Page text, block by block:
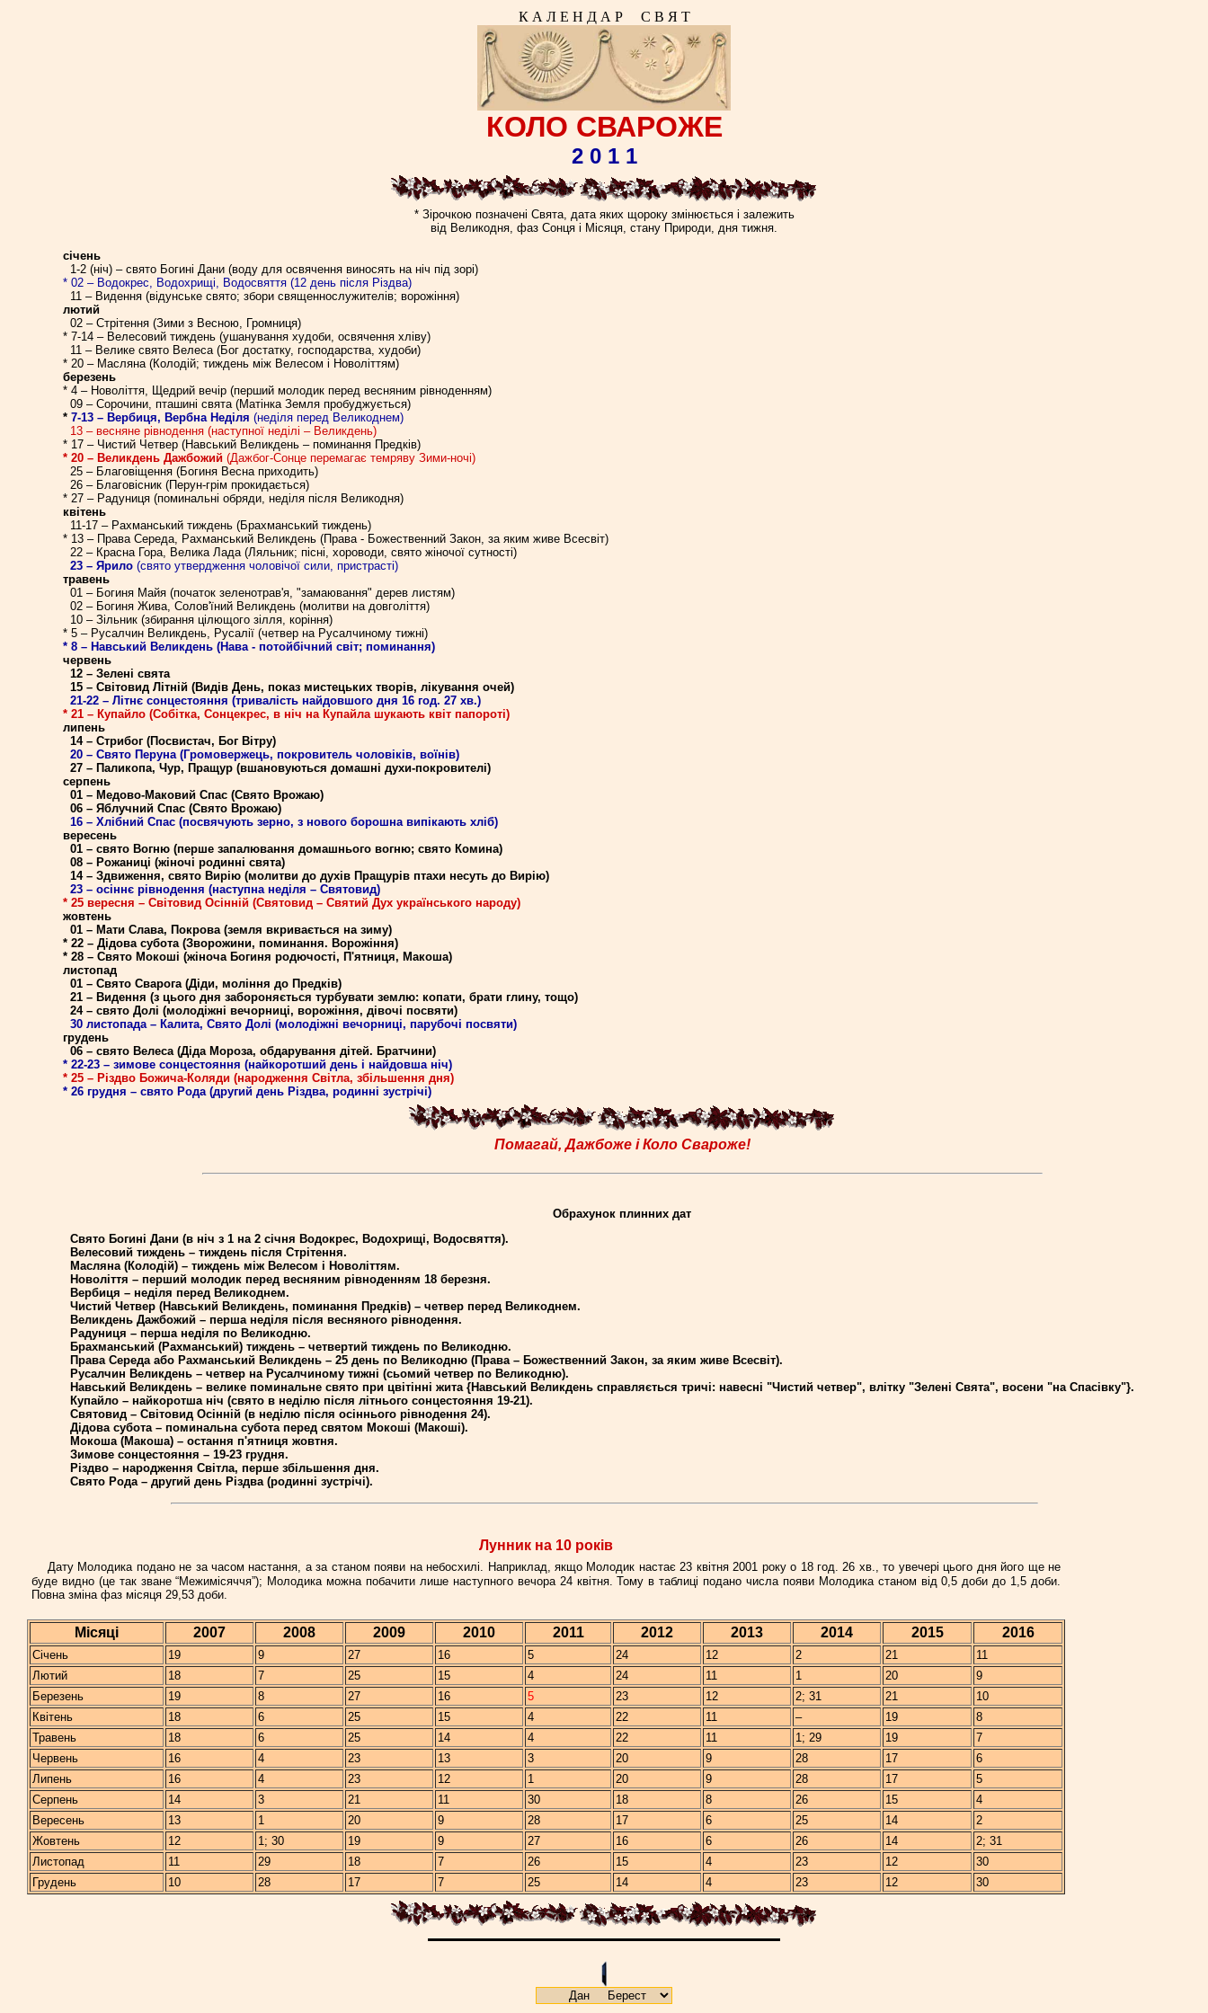
К А Л Е Н Д А Р С В Я Т
КОЛО СВАРОЖЕ
2 0 1 1
* Зірочкою позначені Свята, дата яких щороку змінюється і залежить
від Великодня, фаз Сонця і Місяця, стану Природи, дня тижня.
січень
1-2 (ніч) – свято Богині Дани (воду для освячення виносять на ніч під зорі)
* 02 – Водокрес, Водохрищі, Водосвяття (12 день після Різдва)
11 – Видення (відунське свято; збори священнослужителів; ворожіння)
лютий
02 – Стрітення (Зими з Весною, Громниця)
* 7-14 – Велесовий тиждень (ушанування худоби, освячення хліву)
11 – Велике свято Велеса (Бог достатку, господарства, худоби)
* 20 – Масляна (Колодій; тиждень між Велесом і Новоліттям)
березень
* 4 – Новоліття, Щедрий вечір (перший молодик перед весняним рівноденням)
09 – Сорочини, пташині свята (Матінка Земля пробуджується)
* 7-13 – Вербиця, Вербна Неділя (неділя перед Великоднем)
13 – весняне рівнодення (наступної неділі – Великдень)
* 17 – Чистий Четвер (Навський Великдень – поминання Предків)
* 20 – Великдень Дажбожий (Дажбог-Сонце перемагає темряву Зими-ночі)
25 – Благовіщення (Богиня Весна приходить)
26 – Благовісник (Перун-грім прокидається)
* 27 – Радуниця (поминальні обряди, неділя після Великодня)
квітень
11-17 – Рахманський тиждень (Брахманський тиждень)
* 13 – Права Середа, Рахманський Великдень (Права - Божественний Закон, за яким живе Всесвіт)
22 – Красна Гора, Велика Лада (Ляльник; пісні, хороводи, свято жіночої сутності)
23 – Ярило (свято утвердження чоловічої сили, пристрасті)
травень
01 – Богиня Майя (початок зеленотрав'я, "замаювання" дерев листям)
02 – Богиня Жива, Солов'їний Великдень (молитви на довголіття)
10 – Зільник (збирання цілющого зілля, коріння)
* 5 – Русалчин Великдень, Русалії (четвер на Русалчиному тижні)
* 8 – Навський Великдень (Нава - потойбічний світ; поминання)
червень
12 – Зелені свята
15 – Світовид Літній (Видів День, показ мистецьких творів, лікування очей)
21-22 – Літнє сонцестояння (тривалість найдовшого дня 16 год. 27 хв.)
* 21 – Купайло (Собітка, Сонцекрес, в ніч на Купайла шукають квіт папороті)
липень
14 – Стрибог (Посвистач, Бог Вітру)
20 – Свято Перуна(Громовержець, покровитель чоловіків, воїнів)
27 – Паликопа, Чур, Пращур (вшановуються домашні духи-покровителі)
серпень
01 – Медово-Маковий Спас (Свято Врожаю)
06 – Яблучний Спас (Свято Врожаю)
16 – Хлібний Спас (посвячують зерно, з нового борошна випікають хліб)
вересень
01 – свято Вогню (перше запалювання домашнього вогню; свято Комина)
08 – Рожаниці (жіночі родинні свята)
14 – Здвиження, свято Вирію (молитви до духів Пращурів птахи несуть до Вирію)
23 – осіннє рівнодення (наступна неділя – Святовид)
* 25 вересня – Світовид Осінній (Святовид – Святий Дух українського народу)
жовтень
01 – Мати Слава, Покрова (земля вкривається на зиму)
* 22 – Дідова субота (Зворожини, поминання. Ворожіння)
* 28 – Свято Мокоші (жіноча Богиня родючості, П'ятниця, Макоша)
листопад
01 – Свято Сварога (Діди, моління до Предків)
21 – Видення (з цього дня забороняється турбувати землю: копати, брати глину, тощо)
24 – свято Долі (молодіжні вечорниці, ворожіння, дівочі посвяти)
30 листопада – Калита, Свято Долі (молодіжні вечорниці, парубочі посвяти)
грудень
06 – свято Велеса (Діда Мороза, обдарування дітей. Братчини)
* 22-23 – зимове сонцестояння (найкоротший день і найдовша ніч)
* 25 – Різдво Божича-Коляди (народження Світла, збільшення дня)
* 26 грудня – свято Рода (другий день Різдва, родинні зустрічі)
Помагай, Дажбоже і Коло Свароже!
Обрахунок плинних дат
Свято Богині Дани (в ніч з 1 на 2 січня Водокрес, Водохрищі, Водосвяття).
Велесовий тиждень – тиждень після Стрітення.
Масляна (Колодій) – тиждень між Велесом і Новоліттям.
Новоліття – перший молодик перед весняним рівноденням 18 березня.
Вербиця – неділя перед Великоднем.
Чистий Четвер (Навський Великдень, поминання Предків) – четвер перед Великоднем.
Великдень Дажбожий – перша неділя після весняного рівнодення.
Радуниця – перша неділя по Великодню.
Брахманський (Рахманський) тиждень – четвертий тиждень по Великодню.
Права Середа або Рахманський Великдень – 25 день по Великодню (Права – Божественний Закон, за яким живе Всесвіт).
Русалчин Великдень – четвер на Русалчиному тижні (сьомий четвер по Великодню).
Навський Великдень – велике поминальне свято при цвітінні жита {Навський Великдень справляється тричі: навесні "Чистий четвер", влітку "Зелені Свята", восени "на Спасівку"}.
Купайло – найкоротша ніч (свято в неділю після літнього сонцестояння 19-21).
Святовид – Світовид Осінній (в неділю після осіннього рівнодення 24).
Дідова субота – поминальна субота перед святом Мокоші (Макоші).
Мокоша (Макоша) – остання п'ятниця жовтня.
Зимове сонцестояння – 19-23 грудня.
Різдво – народження Світла, перше збільшення дня.
Свято Рода – другий день Різдва (родинні зустрічі).
Лунник на 10 рокiв
Дату Молодика подано не за часом настання, а за станом появи на небосхилі. Наприклад, якщо Молодик настає 23 квітня 2001 року о 18 год. 26 хв., то увечері цього дня його ще не
буде видно (це так зване “Межимісяччя”); Молодика можна побачити лише наступного вечора 24 квітня. Тому в таблиці подано числа появи Молодика станом від 0,5 доби до 1,5 доби.
Повна зміна фаз місяця 29,53 доби.
Місяці 2007 2008 2009 2010 2011 2012 2013 2014 2015 2016
Січень 19 9 27 16 5 24 12 2 21
11
Лютий
18 7 25 15 4 24 11 1 20
9
Березень
19 8 27 16 5 23 12 2; 31 21
10
Квітень
18 6 25 15 4 22 11 – 19
8
Травень
18 6 25 14 4 22 11 1; 29 19
7
Червень
16 4 23 13 3 20 9 28 17
6
Липень
16 4 23 12 1 20 9 28 17
5
Серпень
14 3 21 11 30 18 8 26 15
4
Вересень
13 1 20 9 28 17 6 25 14
2
Жовтень
12 1; 30 19 9 27 16 6 26 14
2; 31
Листопад
11 29 18 7 26 15 4 23 12
30
Грудень
10 28 17 7 25 14 4 23 12 30